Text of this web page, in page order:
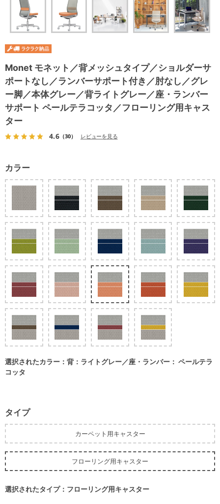
Monet モネット／背メッシュタイプ／ショルダーサ
ポートなし／ランバーサポート付き／肘なし／グレ
ー脚／本体グレー／背ライトグレー／座・ランバー
サポート ペールテラコッタ／フローリング用キャス
ター
4.6（30） レビューを見る
カラー
選択されたカラー：背：ライトグレー／座・ランバー： ペールテラ
コッタ
タイプ
カーペット用キャスター
フローリング用キャスター
選択されたタイプ：フローリング用キャスター